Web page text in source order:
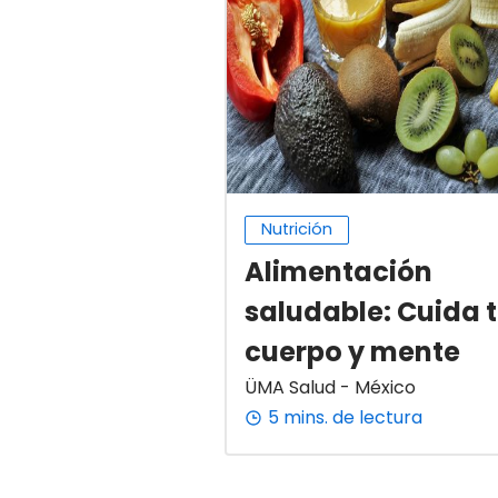
Nutrición
Alimentación
saludable: Cuida
cuerpo y mente
ÜMA Salud - México
5 mins. de lectura